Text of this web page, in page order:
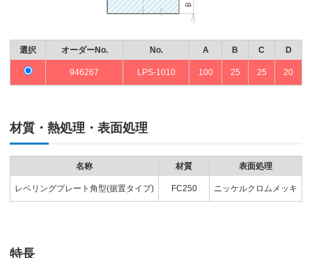
選択 オーダーNo. No. A B C D
946267 LPS-1010 100 25 25 20
材質・熱処理・表面処理
名称 材質 表面処理
レベリングプレート角型(据置タイプ) FC250 ニッケルクロムメッキ
特長